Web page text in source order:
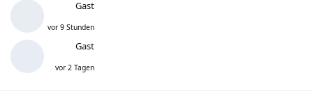
Gast
vor 9 Stunden
Gast
vor 2 Tagen